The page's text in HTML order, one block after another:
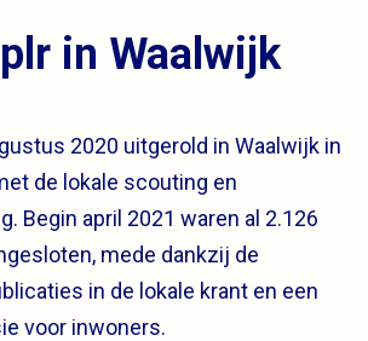
in Waalwijk
2020 uitgerold in Waalwijk in
de lokale scouting en
Begin april 2021 waren al 2.126
mede dankzij de
in de lokale krant en een
voor inwoners.